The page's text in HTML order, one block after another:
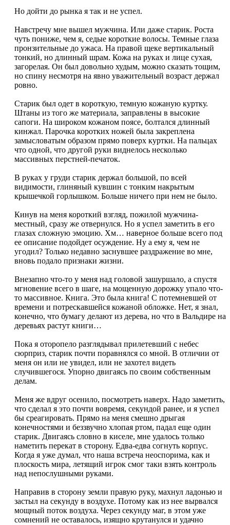
Но дойти до рынка я так и не успел.
Навстречу мне вышел мужчина. Или даже старик. Роста
чуть пониже, чем я, седые короткие волосы. Темные глаза
пронзительные до ужаса. На правой щеке вертикальный
тонкий, но длинный шрам. Кожа на руках и лице сухая,
загорелая. Он был довольно худым, можно сказать тощим,
но спину несмотря на явно уважительный возраст держал
ровно.
Старик был одет в короткую, темную кожаную куртку.
Штаны из того же материала, заправлены в высокие
сапоги. На широком кожаном поясе, болтался длинный
кинжал. Парочка коротких ножей была закреплена
замысловатым образом прямо поверх куртки. На пальцах
что одной, что другой руки виднелось несколько
массивных перстней-печаток.
В руках у груди старик держал большой, по всей
видимости, глиняный кувшин с тонким накрытым
крышечкой горлышком. Больше ничего при нем не было.
Кинув на меня короткий взгляд, пожилой мужчина-
местный, сразу же отвернулся. Но я успел заметить в его
глазах сложную эмоцию. Хм… наверное больше всего под
ее описание подойдет осуждение. Ну а ему я, чем не
угодил? Только недавно заснувшее раздражение во мне,
вновь подало признаки жизни.
Внезапно что-то у меня над головой зашуршало, а спустя
мгновение всего в шаге, на мощенную дорожку упало что-
то массивное. Книга. Это была книга! С потемневшей от
времени и потрескавшейся кожаной обложке. Нет, я знал,
конечно, что бумагу делают из дерева, но что в Вальдире на
деревьях растут книги…
Пока я оторопело разглядывал прилетевший с небес
сюрприз, старик почти поравнялся со мной. В отличии от
меня он или не увидел, или не захотел видеть
случившегося. Упорно двигаясь по своим собственным
делам.
Меня же вдруг осенило, посмотреть наверх. Надо заметить,
что сделал я это почти вовремя, секундой ранее, и я успел
бы среагировать. Прямо на меня смешно дрыгая
конечностями и беззвучно хлопая ртом, падал еще один
старик. Двигаясь словно в киселе, мне удалось только
наметить перекат в сторону. Едва-едва согнуть корпус.
Когда я уже думал, что наша встреча неоспорима, как и
плоскость мира, летящий игрок смог таки взять контроль
над непослушными руками.
Направив в сторону земли правую руку, махнул ладонью и
застыл на секунду в воздухе. Потому как из нее вырвался
мощный поток воздуха. Через секунду маг, в этом уже
сомнений не оставалось, изящно крутанулся и удачно